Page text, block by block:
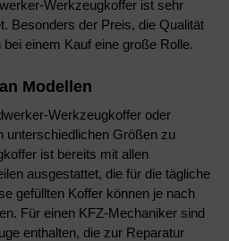
Werkzeugkoffer ist sehr
Besonders der Preis, die Qualität
einem Kauf eine große Rolle.
Modellen
Werkzeugkoffer oder
unterschiedlichen Größen zu
ist bereits mit allen
ausgestattet, die für die tägliche
gefüllten Koffer können je nach
Für einen KFZ-Mechaniker sind
enthalten, die zur Reparatur